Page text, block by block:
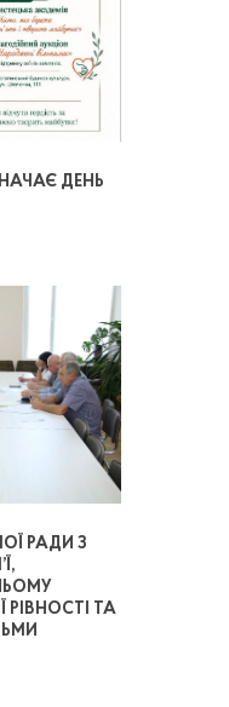
ДЕНЬ
РАДИ З
РІВНОСТІ ТА